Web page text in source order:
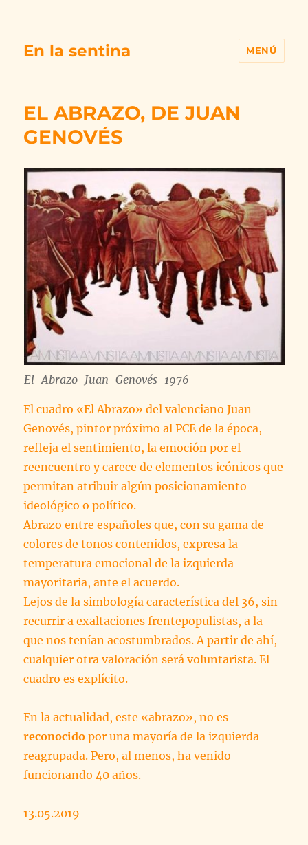
En la sentina MENÚ
EL ABRAZO, DE JUAN
GENOVÉS
El-Abrazo-Juan-Genovés-1976
El cuadro «El Abrazo» del valenciano Juan
Genovés, pintor próximo al PCE de la época,
refleja el sentimiento, la emoción por el
reencuentro y carece de elementos icónicos que
permitan atribuir algún posicionamiento
ideológico o político.
Abrazo entre españoles que, con su gama de
colores de tonos contenidos, expresa la
temperatura emocional de la izquierda
mayoritaria, ante el acuerdo.
Lejos de la simbología característica del 36, sin
recurrir a exaltaciones frentepopulistas, a la
que nos tenían acostumbrados. A partir de ahí,
cualquier otra valoración será voluntarista. El
cuadro es explícito.
En la actualidad, este «abrazo», no es
reconocidopor una mayoría de la izquierda
reagrupada. Pero, al menos, ha venido
funcionando 40 años.
13.05.2019